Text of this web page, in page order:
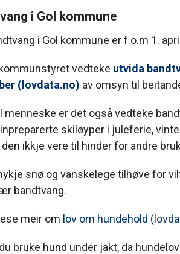
i Gol kommune
i Gol kommune er f.o.m 1.
vedteke utvida
(lovdata.no) av omsyn til
menneske er det også vedteke
skiløyper i juleferie,
ikkje vere til hinder for andre
snø og vanskelege tilhøve for
bandtvang.
meir om lov om hundehold
bruke hund under jakt, da